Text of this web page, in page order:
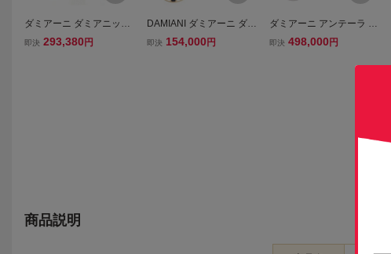
ダミアーニ ダミアニッシ
マ ピアス 750 (K18PG) レ
即決 293,380 円
DAMIANI ダミアーニ ダミ
アニッシマ ダブルフェイ
即決 154,000 円
ダミアーニ アンテーラ パ
ヴェダイヤ ピアス K18W
即決 498,000 円
商品説明